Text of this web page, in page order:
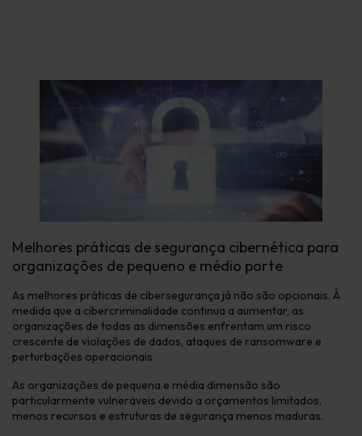
Melhores práticas de segurança cibernética para
organizações de pequeno e médio porte
As melhores práticas de cibersegurança já não são opcionais. À
medida que a cibercriminalidade continua a aumentar, as
organizações de todas as dimensões enfrentam um risco
crescente de violações de dados, ataques de ransomware e
perturbações operacionais.
As organizações de pequena e média dimensão são
particularmente vulneráveis devido a orçamentos limitados,
menos recursos e estruturas de segurança menos maduras.